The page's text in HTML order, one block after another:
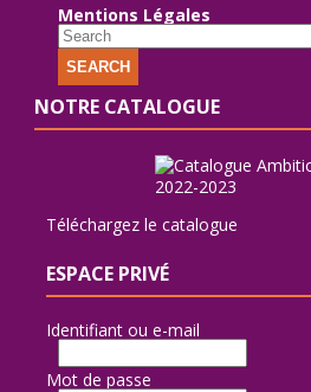
Mentions Légales
SEARCH
NOTRE CATALOGUE
Téléchargez le catalogue
ESPACE PRIVÉ
Identifiant ou e-mail
Mot de passe